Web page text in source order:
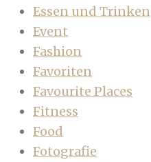
Essen und Trinken
Event
Fashion
Favoriten
Favourite Places
Fitness
Food
Fotografie